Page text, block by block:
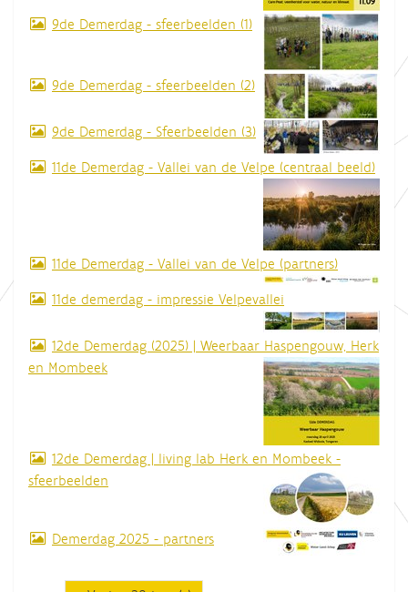
9de Demerdag - sfeerbeelden (1)
9de Demerdag - sfeerbeelden (2)
9de Demerdag - Sfeerbeelden (3)
11de Demerdag - Vallei van de Velpe (centraal beeld)
11de Demerdag - Vallei van de Velpe (partners)
11de demerdag - impressie Velpevallei
12de Demerdag (2025) | Weerbaar Haspengouw, Herk
en Mombeek
12de Demerdag | living lab Herk en Mombeek -
sfeerbeelden
Demerdag 2025 - partners